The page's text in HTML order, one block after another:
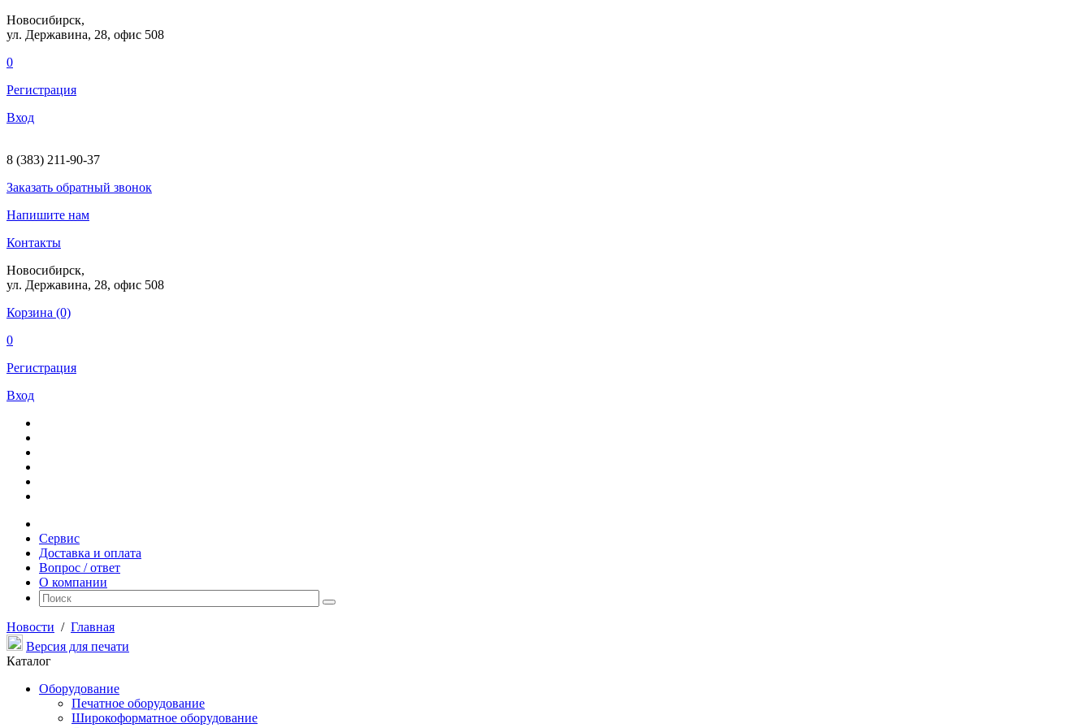
Новосибирск,
ул. Державина, 28, офис 508
0
Регистрация
Вход
8 (383) 211-90-37
Заказать обратный звонок
Напишите нам
Контакты
Новосибирск,
ул. Державина, 28, офис 508
Корзина (0)
0
Регистрация
Вход
Сервис
Доставка и оплата
Вопрос / ответ
О компании
Новости / Главная
Версия для печати
Каталог
Оборудование
Печатное оборудование
Широкоформатное оборудование